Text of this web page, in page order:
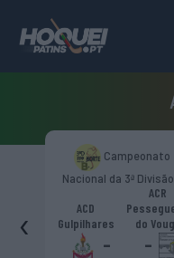
"B"
Campeonato
Nacional da 3ª
Zona Norte “B”
ACD
Gulpilhares
-
ACR
do
-
‹